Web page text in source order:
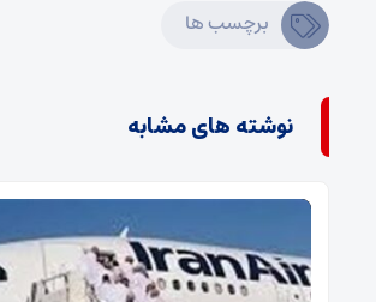
برچسب ها
نوشته های مشابه